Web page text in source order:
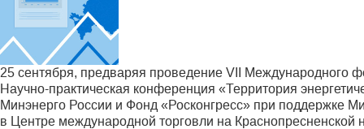
25 сентября, предваряя проведение VII Международного
Научно-практическая конференция «Территория
Минэнерго России и Фонд «Росконгресс» при поддержке
в Центре международной торговли на